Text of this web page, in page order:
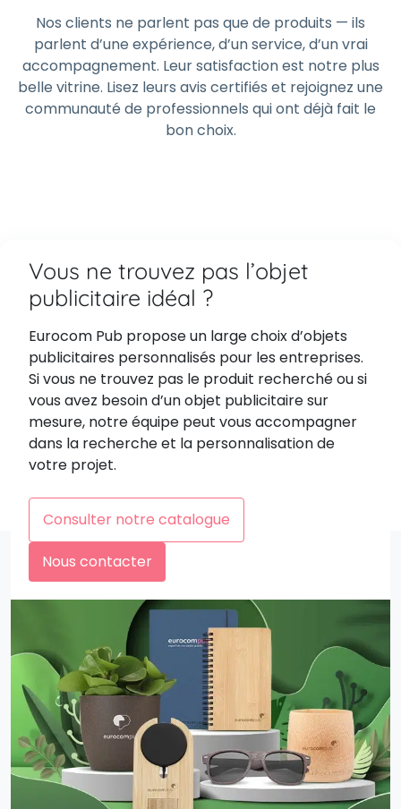
Nos clients ne parlent pas que de produits — ils
parlent d’une expérience, d’un service, d’un vrai
accompagnement. Leur satisfaction est notre plus
belle vitrine. Lisez leurs avis certifiés et rejoignez une
communauté de professionnels qui ont déjà fait le
bon choix.
Vous ne trouvez pas l’objet
publicitaire idéal ?
Eurocom Pub propose un large choix d’objets
publicitaires personnalisés pour les entreprises.
Si vous ne trouvez pas le produit recherché ou si
vous avez besoin d’un objet publicitaire sur
mesure, notre équipe peut vous accompagner
dans la recherche et la personnalisation de
votre projet.
Consulter notre catalogue
Nous contacter